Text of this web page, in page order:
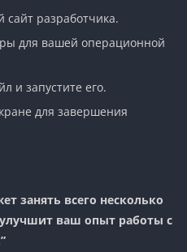
разработчика.
для вашей операционной
и запустите его.
для завершения
занять всего несколько
ваш опыт работы с